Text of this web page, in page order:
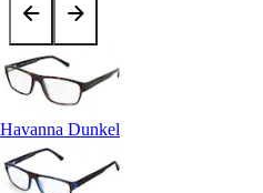
Havanna Dunkel